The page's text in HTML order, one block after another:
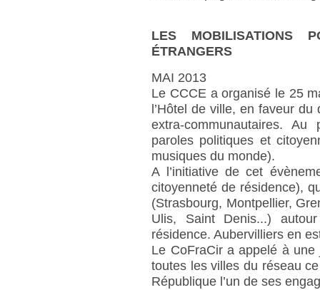
LES MOBILISATIONS
ÉTRANGERS
MAI 2013
Le CCCE a organisé le 25
l’Hôtel de ville, en faveur
extra-communautaires.
paroles politiques et
musiques du monde).
A l’initiative de cet
citoyenneté de résidence),
(Strasbourg, Montpellier,
Ulis, Saint Denis...)
résidence. Aubervilliers en
Le CoFraCir a appelé à
toutes les villes du réseau
République l’un de ses